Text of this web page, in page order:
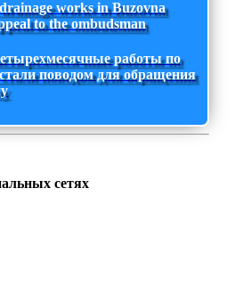
works in Buzovna
to the ombudsman
работы по
поводом для обращения
сетях